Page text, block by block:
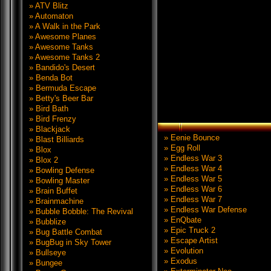
» ATV Blitz
» Automaton
» A Walk in the Park
» Awesome Planes
» Awesome Tanks
» Awesome Tanks 2
» Bandido's Desert
» Benda Bot
» Bermuda Escape
» Betty's Beer Bar
» Bird Bath
» Bird Frenzy
» Blackjack
» Blast Billiards
» Blox
» Blox 2
» Bowling Defense
» Bowling Master
» Brain Buffet
» Brainmachine
» Bubble Bobble: The Revival
» Bubblize
» Bug Battle Combat
» BugBug in Sky Tower
» Bullseye
» Bungee
» Eenie Bounce
» Egg Roll
» Endless War 3
» Endless War 4
» Endless War 5
» Endless War 6
» Endless War 7
» Endless War Defense
» EnQbate
» Epic Truck 2
» Escape Artist
» Evolution
» Exodus